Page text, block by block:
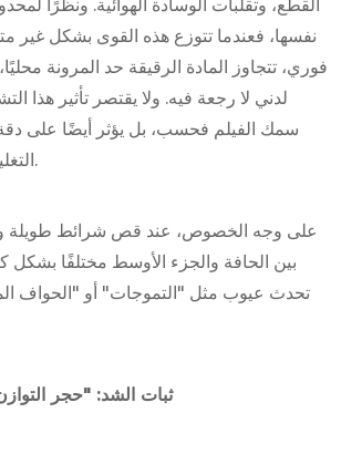
القطع، وتقلبات الوسادة الهوائية. ونظرًا
نفسها، فعندما تتوزع هذه القوى بشكل غير
فوري، تتجاوز المادة الرقيقة حد المرونة
لدني لا رجعة فيه. ولا يقتصر تأثير هذا
سمك الفيلم فحسب، بل يؤثر أيضًا على
التغليف أو الطلاء اللاحقة.
على وجه الخصوص، عند قص شرائط طويلة
بين الحافة والجزء الأوسط مختلفًا بشكل
تحدث عيوب مثل "التموجات" أو "الحواف
2. ثبات الشد: "حجر